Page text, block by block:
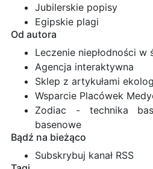
Jubilerskie popisy
Egipskie plagi
Od autora
Leczenie niepłodności w
Agencja interaktywna
Sklep z artykułami
Wsparcie Placówek
Zodiac - technika
basenowe
Bądź na bieżąco
Subskrybuj kanał RSS